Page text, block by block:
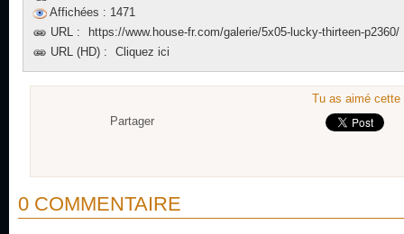
Affichées : 1471
URL :
https://www.house-fr.com/galerie/5x05-lucky-thirteen-p2360/
URL (HD) :
Cliquez ici
Tu as aimé
Partager
0 COMMENTAIRE